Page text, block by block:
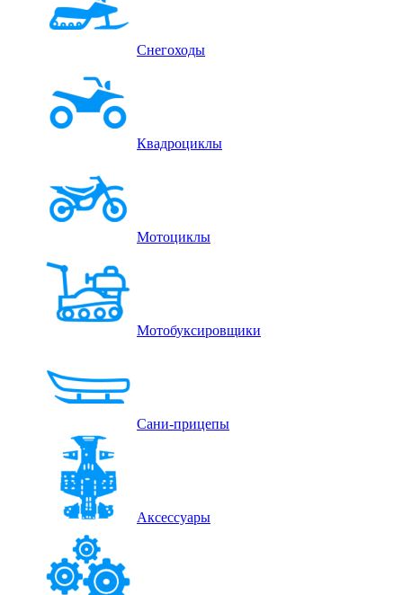
Снегоходы
Квадроциклы
Мотоциклы
Мотобуксировщики
Сани-прицепы
Аксессуары